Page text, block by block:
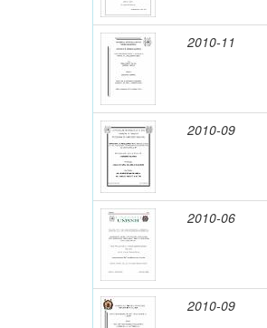
2010-11
2010-09
2010-06
2010-09